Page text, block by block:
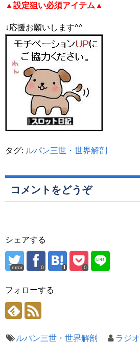
▲設定狙い必須アイテム▲
↓応援お願いします^^
タグ: ルパン三世・世界解剖
コメントをどうぞ
シェアする
error 0 0
フォローする
ルパン三世・世界解剖 ラジオ